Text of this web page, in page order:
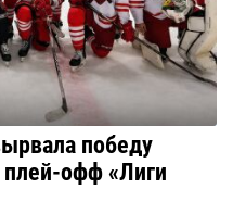
победу
офф «Лиги